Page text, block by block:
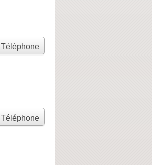
Téléphone
Téléphone